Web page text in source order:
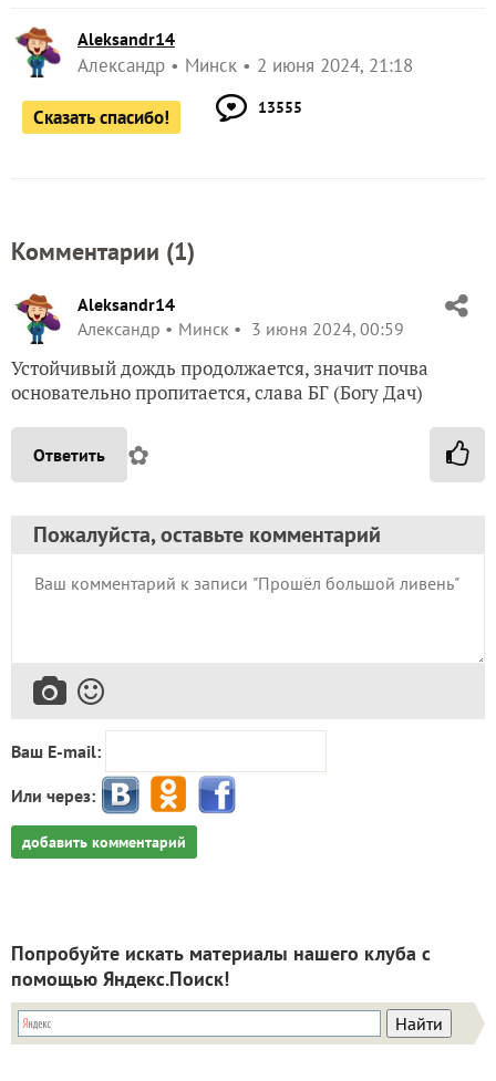
Aleksandr14
Александр Минск 2 июня 2024, 21:18
Сказать спасибо! 13555
Комментарии (1)
Aleksandr14
Александр
Минск 3 июня 2024, 00:59
Устойчивый дождь продолжается, значит почва
основательно пропитается, слава БГ (Богу Дач)
Ответить ✿
Пожалуйста, оставьте комментарий
Ваш E-mail:
Или через:
добавить комментарий
Попробуйте искать материалы нашего клуба с
помощью Яндекс.Поиск!